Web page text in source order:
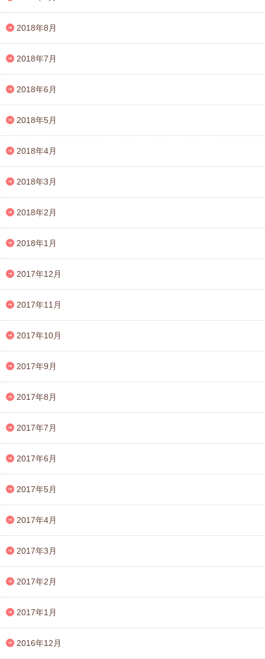
2018年8月
2018年7月
2018年6月
2018年5月
2018年4月
2018年3月
2018年2月
2018年1月
2017年12月
2017年11月
2017年10月
2017年9月
2017年8月
2017年7月
2017年6月
2017年5月
2017年4月
2017年3月
2017年2月
2017年1月
2016年12月